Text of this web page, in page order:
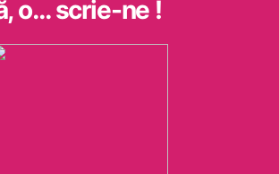
o… scrie-ne !